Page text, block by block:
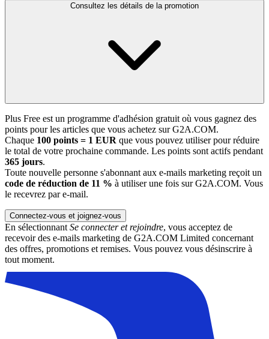
Consultez les détails de la promotion
Plus Free est un programme d'adhésion gratuit où vous gagnez des
points pour les articles que vous achetez sur G2A.COM.
Chaque 100 points = 1 EUR que vous pouvez utiliser pour réduire
le total de votre prochaine commande. Les points sont actifs pendant
365 jours.
Toute nouvelle personne s'abonnant aux e-mails marketing reçoit un
code de réduction de 11 % à utiliser une fois sur G2A.COM. Vous
le recevrez par e-mail.
Connectez-vous et joignez-vous
En sélectionnant Se connecter et rejoindre, vous acceptez de
recevoir des e-mails marketing de G2A.COM Limited concernant
des offres, promotions et remises. Vous pouvez vous désinscrire à
tout moment.